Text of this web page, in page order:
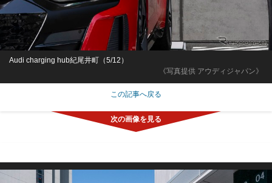
《写真提供 アウディジャパン》
Audi charging hub紀尾井町（5/12）
この記事へ戻る